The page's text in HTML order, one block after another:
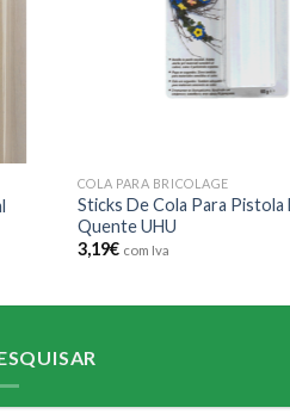
COLA PARA BRICOLAGE
Sticks De Cola Para Pistola
Quente UHU
3,19€ com Iva